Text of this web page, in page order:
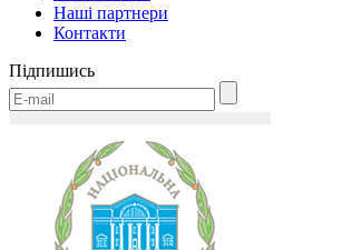
Наші партнери
Контакти
Підпишись